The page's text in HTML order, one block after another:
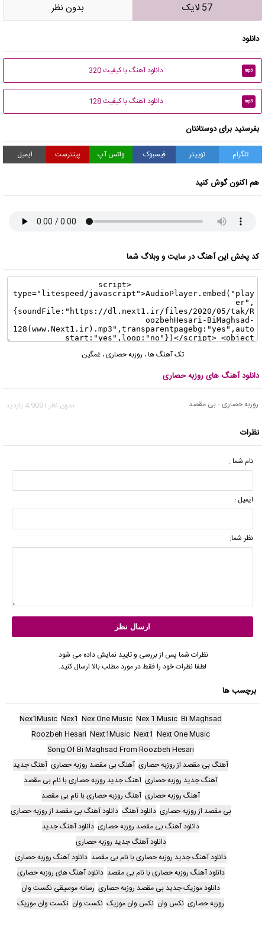
57 لایک بدون نظر
دانلود
mp3 دانلود آهنگ با کیفیت 320
mp3 دانلود آهنگ با کیفیت 128
بفرستید برای دوستانتان
تلگرام توییتر فیسبوک واتس آپ پینترست ایمیل
هم اکنون گوش کنید
کد پخش این آهنگ در سایت و وبلاگ شما
تک آهنگ ها، روزبه حصاری،غمگین
دانلود آهنگ های روزبه حصاری
روزبه حصاری - بی مقصد بدون نظر | 4,909 بازدید
نظرات
نام شما :
ایمیل :
نظر شما:
نظرات شما پس از بررسی و تایید نمایش داده می شود.
لطفا نظرات خود را فقط در مورد مطلب بالا ارسال کنید.
برچسب ها
Bi Maghsad
Nex 1 Music
Nex One Music
Nex1
Nex1Music
Next One Music
Next1
Next1Music
Roozbeh Hesari
Song Of Bi Maghsad From Roozbeh Hesari
آهنگ بی مقصد از روزبه حصاری آهنگ بی مقصد روزبه حصاری آهنگ جدید
آهنگ جدید روزبه حصاری آهنگ جدید روزبه حصاری با نام بی مقصد
آهنگ روزبه حصاری آهنگ روزبه حصاری با نام بی مقصد
بی مقصد از روزبه حصاری دانلود آهنگ دانلود آهنگ بی مقصد از روزبه حصاری
دانلود آهنگ بی مقصد روزبه حصاری دانلود آهنگ جدید
دانلود آهنگ جدید روزبه حصاری
دانلود آهنگ جدید روزبه حصاری با نام بی مقصد دانلود آهنگ روزبه حصاری
دانلود آهنگ روزبه حصاری با نام بی مقصد دانلود آهنگ های روزبه حصاری
دانلود موزیک جدید بی مقصد روزبه حصاری رسانه موسیقی نکست وان
روزبه حصاری نکس وان نکس وان موزیک نکست وان نکست وان موزیک